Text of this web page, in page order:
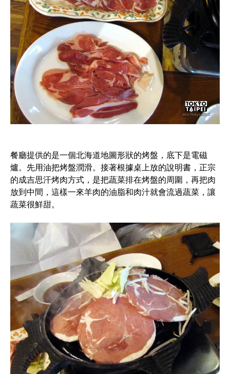
餐廳提供的是一個北海道地圖形狀的烤盤，底下是電磁
爐。先用油把烤盤潤滑。接著根據桌上放的說明書，正宗
的成吉思汗烤肉方式，是把蔬菜排在烤盤的周圍，再把肉
放到中間，這樣一來羊肉的油脂和肉汁就會流過蔬菜，讓
蔬菜很鮮甜。